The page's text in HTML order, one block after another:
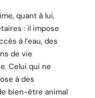
quant à lui,
: il impose
à l’eau, des
de vie
Celui qui ne
à des
bien-être animal